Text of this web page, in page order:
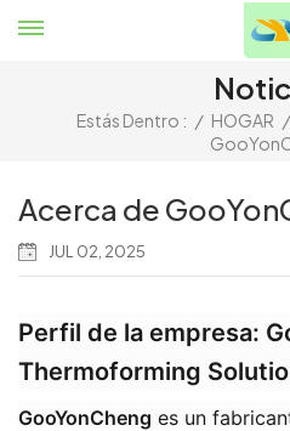
Estás Dentro : / HOGAR /
Acerca de
JUL 02, 2025
Perfil de la empresa:
Thermoforming
GooYonCheng es un